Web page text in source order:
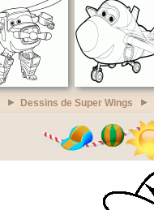
Dessins de Super Wings